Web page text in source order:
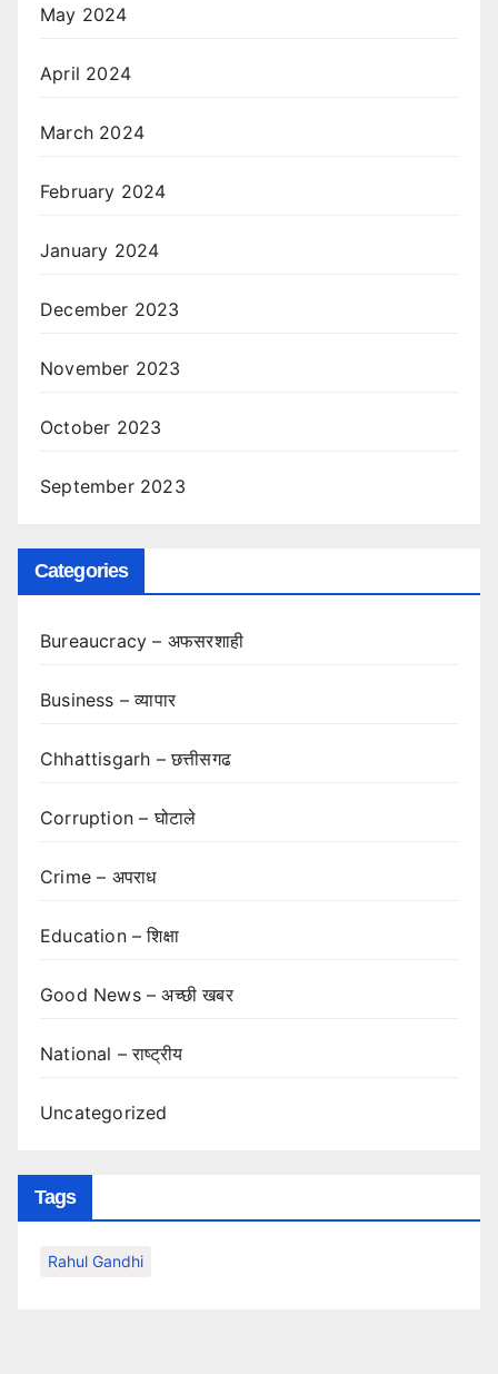
May 2024
April 2024
March 2024
February 2024
January 2024
December 2023
November 2023
October 2023
September 2023
Categories
Bureaucracy – अफसरशाही
Business – व्यापार
Chhattisgarh – छत्तीसगढ
Corruption – घोटाले
Crime – अपराध
Education – शिक्षा
Good News – अच्छी खबर
National – राष्ट्रीय
Uncategorized
Tags
Rahul Gandhi